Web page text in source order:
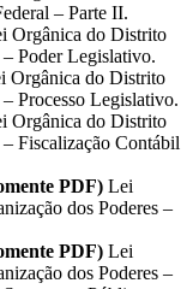
– Parte II.
Orgânica do Distrito
Poder Legislativo.
Orgânica do Distrito
Processo Legislativo.
Orgânica do Distrito
Fiscalização Contábil
PDF) Lei
dos Poderes –
PDF) Lei
dos Poderes –